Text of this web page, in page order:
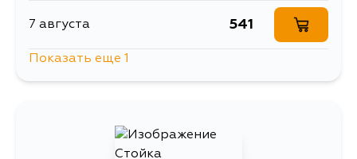
7 августа 541
Показать еще 1